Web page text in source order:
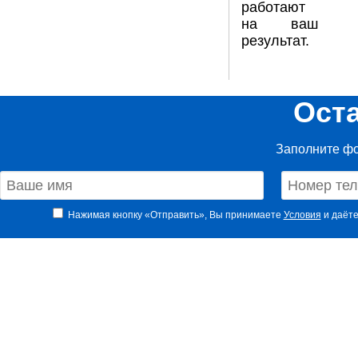
работают
на ваш
результат.
Заполните
Нажимая кнопку «Отправить», Вы принимаете Условия и